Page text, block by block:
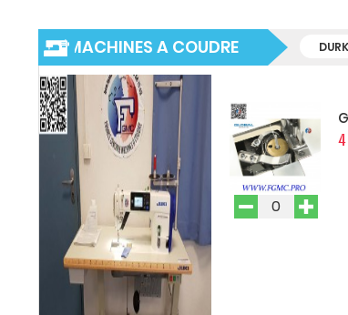
MACHINES A COUDRE
YAMATO RIMOLDI